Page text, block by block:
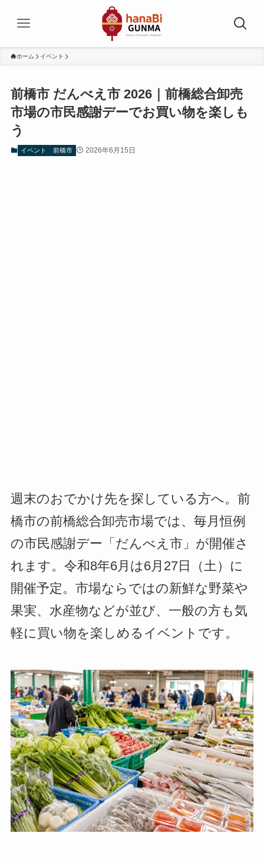
ホーム イベント
前橋市 だんべえ市 2026｜前橋総合卸売
市場の市民感謝デーでお買い物を楽しも
う
イベント 前橋市 2026年6月15日
週末のおでかけ先を探している方へ。前
橋市の前橋総合卸売市場では、毎月恒例
の市民感謝デー「だんべえ市」が開催さ
れます。令和8年6月は6月27日（土）に
開催予定。市場ならではの新鮮な野菜や
果実、水産物などが並び、一般の方も気
軽に買い物を楽しめるイベントです。